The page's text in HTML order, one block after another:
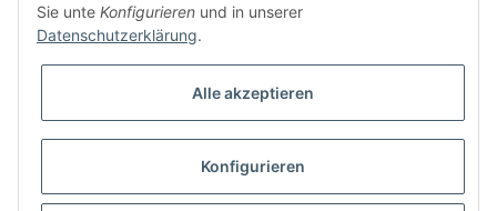
* Alle Preise inkl. gesetzlicher USt., zzgl.
Besucherzähler: 5849863
Sie unte Konfigurieren und in unserer
Datenschutzerklärung.
Alle akzeptieren
Konfigurieren